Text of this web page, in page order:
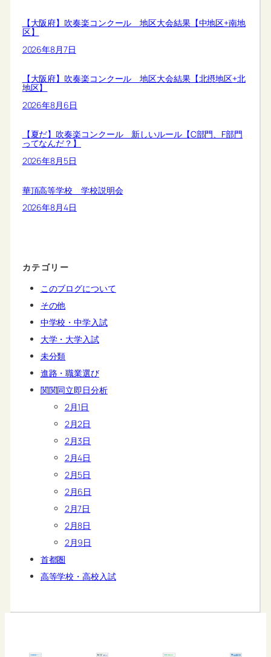
【大阪府】吹奏楽コンクール 地区大会結果【中地区+南地
区】
2026年8月7日
【大阪府】吹奏楽コンクール 地区大会結果【北摂地区+北
地区】
2026年8月6日
【夏だ】吹奏楽コンクール 新しいルール【C部門、F部門
ってなんだ？】
2026年8月5日
華頂高等学校 学校説明会
2026年8月4日
カテゴリー
このブログについて
その他
中学校・中学入試
大学・大学入試
未分類
進路・職業選び
関関同立即日分析
2月1日
2月2日
2月3日
2月4日
2月5日
2月6日
2月7日
2月8日
2月9日
首都圏
高等学校・高校入試